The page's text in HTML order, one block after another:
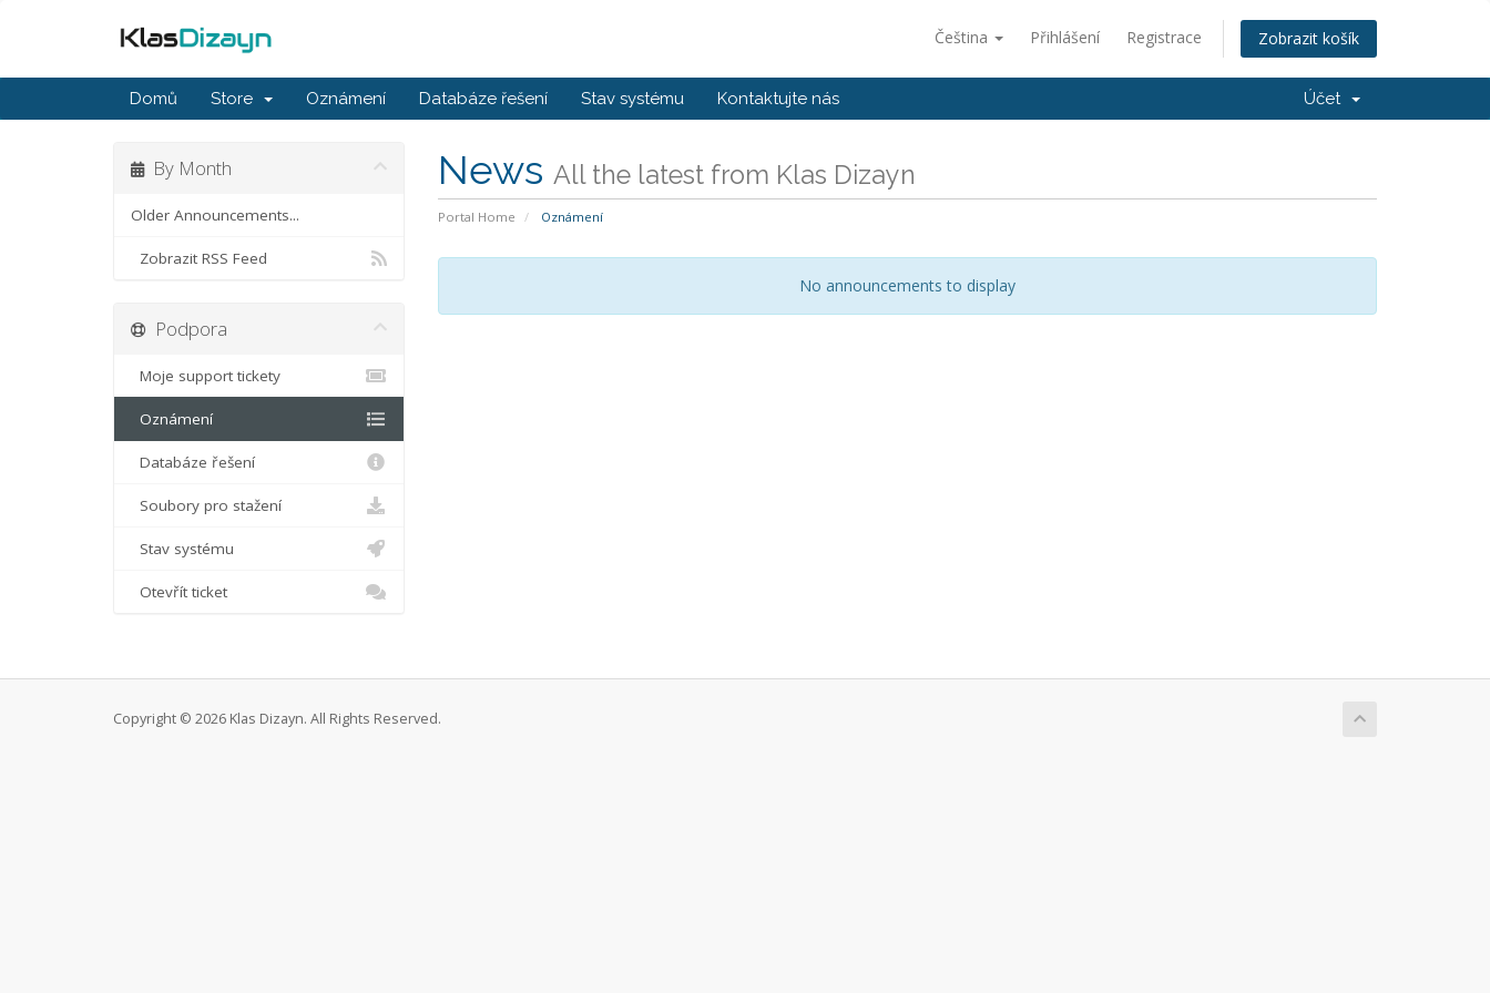
Čeština Přihlášení Registrace Zobrazit košík
Domů Store Oznámení Databáze řešení Stav systému Kontaktujte nás Účet
News All the latest from Klas Dizayn
Portal Home Oznámení
By Month
Older Announcements...
Zobrazit RSS Feed
No announcements to display
Podpora
Moje support tickety
Oznámení
Databáze řešení
Soubory pro stažení
Stav systému
Otevřít ticket
Copyright © 2026 Klas Dizayn. All Rights Reserved.